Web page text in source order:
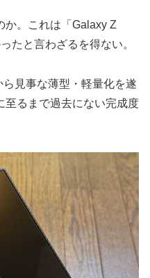
か。これは「Galaxy Z
たと言わざるを得ない。
見事な薄型・軽量化を遂
至るまで過去にない完成度